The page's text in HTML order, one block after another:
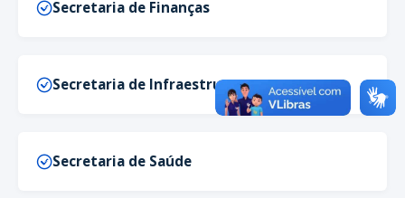
Secretaria de Finanças
Secretaria de Infraestrutura
Secretaria de Saúde